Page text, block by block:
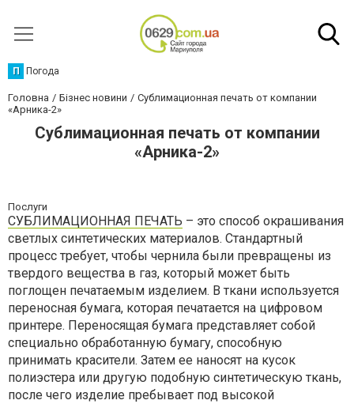
П Погода
Головна Бізнес новини
Сублимационная печать от компании
«Арника-2»
Сублимационная печать от компании
«Арника-2»
Послуги
СУБЛИМАЦИОННАЯ ПЕЧАТЬ – это способ окрашивания
светлых синтетических материалов. Стандартный
процесс требует, чтобы чернила были превращены из
твердого вещества в газ, который может быть
поглощен печатаемым изделием. В ткани используется
переносная бумага, которая печатается на цифровом
принтере. Переносящая бумага представляет собой
специально обработанную бумагу, способную
принимать красители. Затем ее наносят на кусок
полиэстера или другую подобную синтетическую ткань,
после чего изделие пребывает под высокой